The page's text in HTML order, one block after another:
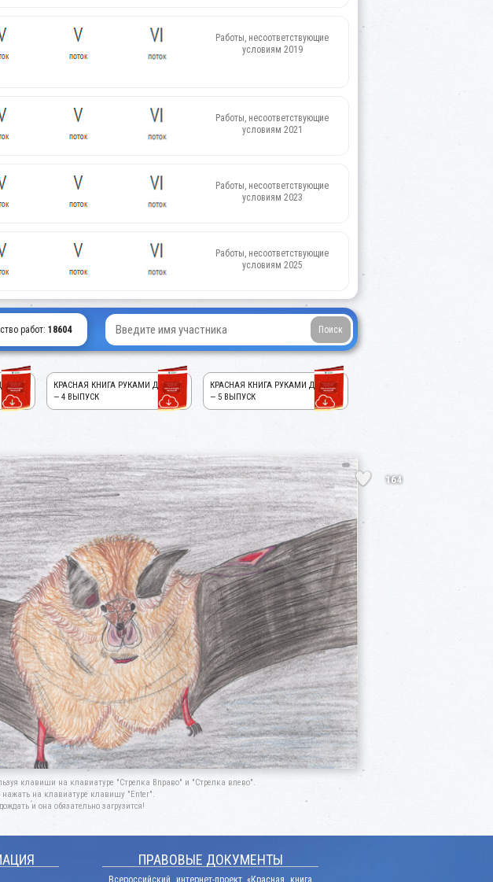
Работы, несоответствующие
условиям 2019
Работы, несоответствующие
условиям 2021
Работы, несоответствующие
условиям 2023
Работы, несоответствующие
условиям 2025
работ: 18604
КРАСНАЯ КНИГА РУКАМИ ДЕТЕЙ!
— 4 ВЫПУСК
КРАСНАЯ КНИГА РУКАМИ ДЕТЕЙ!
— 5 ВЫПУСК
164
клавиши на клавиатуре "Стрелка Вправо" и "Стрелка влево".
на клавиатуре клавишу "Enter".
и она обязательно загрузится!
ПРАВОВЫЕ ДОКУМЕНТЫ
Всероссийский интернет-проект «Красная книга